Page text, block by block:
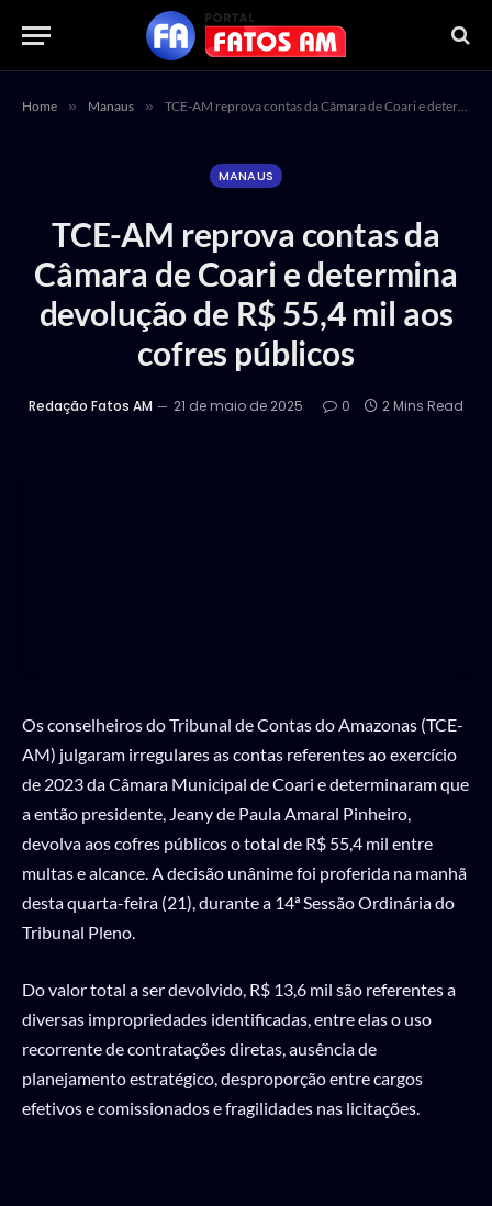
Home » Manaus » TCE-AM reprova contas da Câmara de Coari e determina devolução de R$ 55,4 mil aos cofres públicos
MANAUS
TCE-AM reprova contas da
Câmara de Coari e determina
devolução de R$ 55,4 mil aos
cofres públicos
Redação Fatos AM 21 de maio de 2025 0 2 Mins Read
Os conselheiros do Tribunal de Contas do Amazonas (TCE-
AM) julgaram irregulares as contas referentes ao exercício
de 2023 da Câmara Municipal de Coari e determinaram que
a então presidente, Jeany de Paula Amaral Pinheiro,
devolva aos cofres públicos o total de R$ 55,4 mil entre
multas e alcance. A decisão unânime foi proferida na manhã
desta quarta-feira (21), durante a 14ª Sessão Ordinária do
Tribunal Pleno.
Do valor total a ser devolvido, R$ 13,6 mil são referentes a
diversas impropriedades identificadas, entre elas o uso
recorrente de contratações diretas, ausência de
planejamento estratégico, desproporção entre cargos
efetivos e comissionados e fragilidades nas licitações.